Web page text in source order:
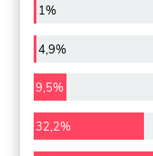
1%
4,9%
9,5%
32,2%